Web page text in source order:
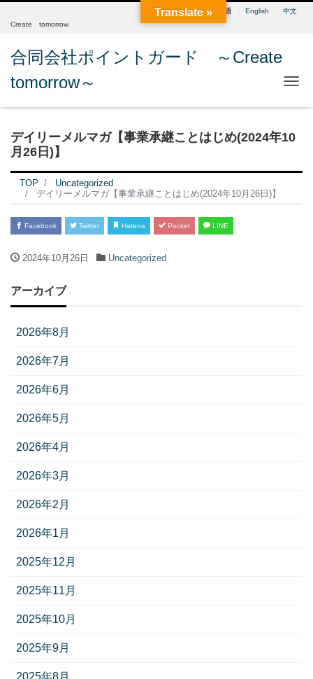
日本語 English
中文
Create tomorrow
合同会社ポイントガード ～Create
tomorrow～
デイリーメルマガ【事業承継ことはじめ(2024年10
月26日)】
TOP
Uncategorized
デイリーメルマガ【事業承継ことはじめ(2024年10月26日)】
Facebook Twitter Hatena Pocket LINE
2024年10月26日 Uncategorized
アーカイブ
2026年8月
2026年7月
2026年6月
2026年5月
2026年4月
2026年3月
2026年2月
2026年1月
2025年12月
2025年11月
2025年10月
2025年9月
2025年8月
Translate »